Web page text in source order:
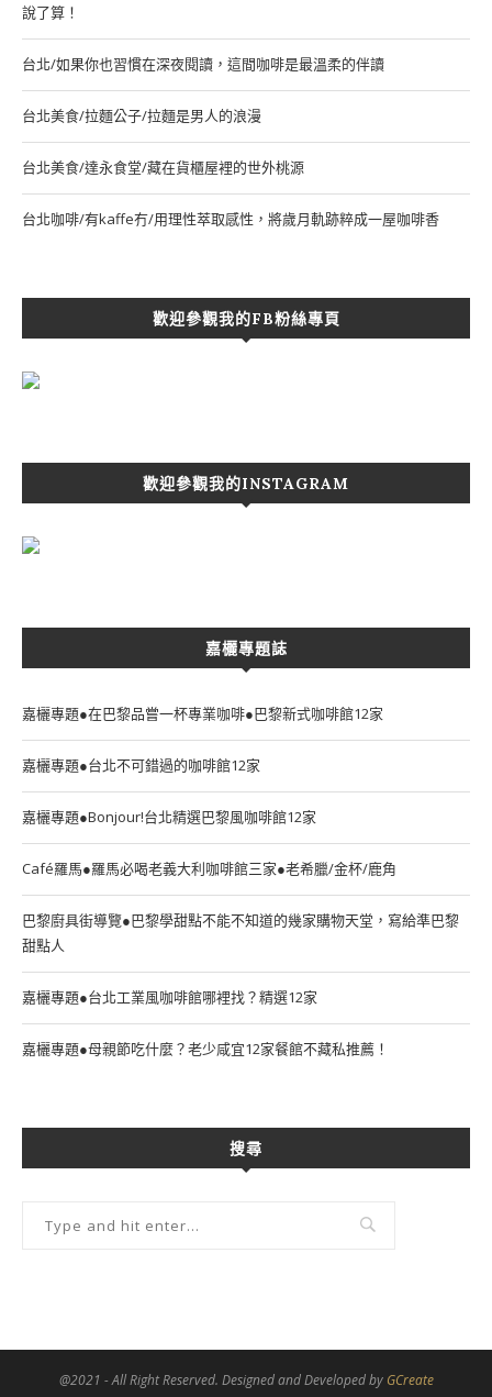
說了算！
台北/如果你也習慣在深夜閱讀，這間咖啡是最溫柔的伴讀
台北美食/拉麵公子/拉麵是男人的浪漫
台北美食/達永食堂/藏在貨櫃屋裡的世外桃源
台北咖啡/有kaffe冇/用理性萃取感性，將歲月軌跡粹成一屋咖啡香
歡迎參觀我的FB粉絲專頁
歡迎參觀我的INSTAGRAM
嘉欐專題誌
嘉欐專題●在巴黎品嘗一杯專業咖啡●巴黎新式咖啡館12家
嘉欐專題●台北不可錯過的咖啡館12家
嘉欐專題●Bonjour!台北精選巴黎風咖啡館12家
Café羅馬●羅馬必喝老義大利咖啡館三家●老希臘/金杯/鹿角
巴黎廚具街導覽●巴黎學甜點不能不知道的幾家購物天堂，寫給準巴黎
甜點人
嘉欐專題●台北工業風咖啡館哪裡找？精選12家
嘉欐專題●母親節吃什麼？老少咸宜12家餐館不藏私推薦！
搜尋
@2021 - All Right Reserved. Designed and Developed by GCreate